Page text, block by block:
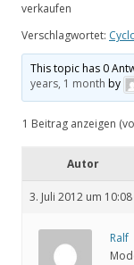
verkaufen
Verschlagwortet:
This topic has 0
years, 1 month by
1 Beitrag anzeigen
Autor
3. Juli 2012 um 10:08
Ralf